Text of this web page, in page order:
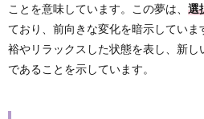
ことを意味しています。この夢は、 選
ており、前向きな変化を暗示してい
裕やリラックスした状態を表し、新
であることを示しています。